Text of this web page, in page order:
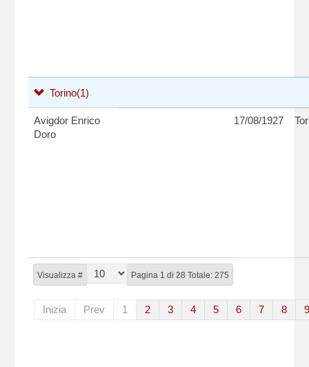
Visualizza # Pagina 1 di 28 Totale: 275
Inizia Prev 1 2 3 4 5 6 7 8 9
Torino(1)
Avigdor Enrico
Doro
17/08/1927